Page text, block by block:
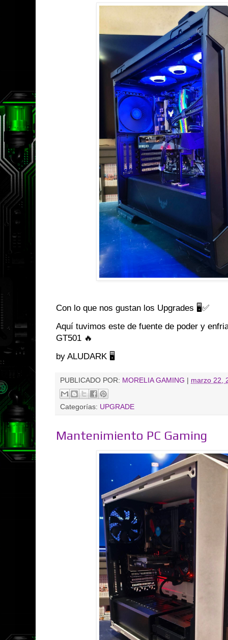
Con lo que nos gustan los Upgrades 🖥️✅
Aquí tuvimos este de fuente de poder y
GT501 🔥
by ALUDARK 🖥️
PUBLICADO POR: MORELIA GAMING marzo 22,
Categorías: UPGRADE
Mantenimiento PC Gaming